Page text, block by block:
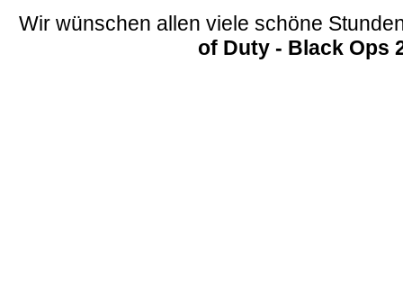
Wir wünschen allen viele schöne
of Duty - Black Ops